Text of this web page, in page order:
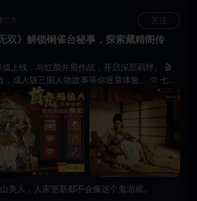
官方 关注
双》解锁铜雀台秘事，探索藏精阁传
上线，与红颜并肩作战，开启深层羁绊。 🎬
人版三国人物故事等你逐章体验。 💠 七日
姬、小乔等专属成人CG动画。 🌹 挑战铜
升好感，全队属性同步增强。 ⚔ 立即登
国，开启属于主公的三国传记！
美人，人家更新都不会像这个鬼游戏。